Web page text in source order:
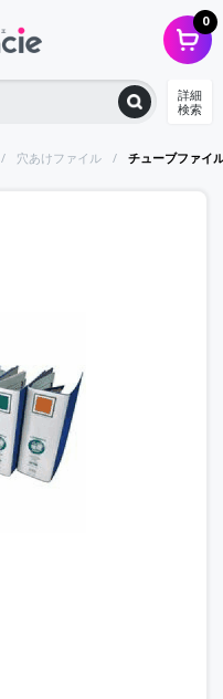
0
詳細
検索
穴あけファイル チューブファイ